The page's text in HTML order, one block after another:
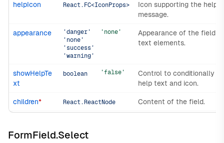
helpIcon React.FC<IconProps>
Icon supporting the help
message.
appearance
'danger'
'none'
'success'
'warning'
'none'
Appearance of the field
text elements.
showHelpTe
xt
boolean 'false'
Control to conditionally
help text and icon.
children* React.ReactNode Content of the field.
FormField.Select